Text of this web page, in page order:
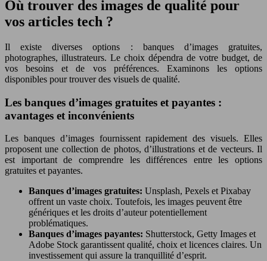
Où trouver des images de qualité pour
vos articles tech ?
Il existe diverses options : banques d’images gratuites,
photographes, illustrateurs. Le choix dépendra de votre budget, de
vos besoins et de vos préférences. Examinons les options
disponibles pour trouver des visuels de qualité.
Les banques d’images gratuites et payantes :
avantages et inconvénients
Les banques d’images fournissent rapidement des visuels. Elles
proposent une collection de photos, d’illustrations et de vecteurs. Il
est important de comprendre les différences entre les options
gratuites et payantes.
Banques d’images gratuites: Unsplash, Pexels et Pixabay
offrent un vaste choix. Toutefois, les images peuvent être
génériques et les droits d’auteur potentiellement
problématiques.
Banques d’images payantes: Shutterstock, Getty Images et
Adobe Stock garantissent qualité, choix et licences claires. Un
investissement qui assure la tranquillité d’esprit.